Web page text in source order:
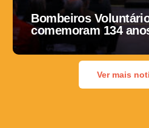
Bombeiros
comemoram 134
Ver mais